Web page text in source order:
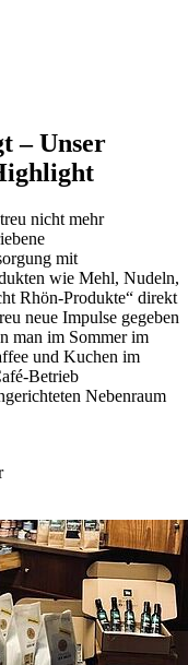
– Unser
nicht mehr
mit
wie Mehl, Nudeln,
Rhön-Produkte“ direkt
neue Impulse gegeben
man im Sommer im
und Kuchen im
Betrieb
Nebenraum